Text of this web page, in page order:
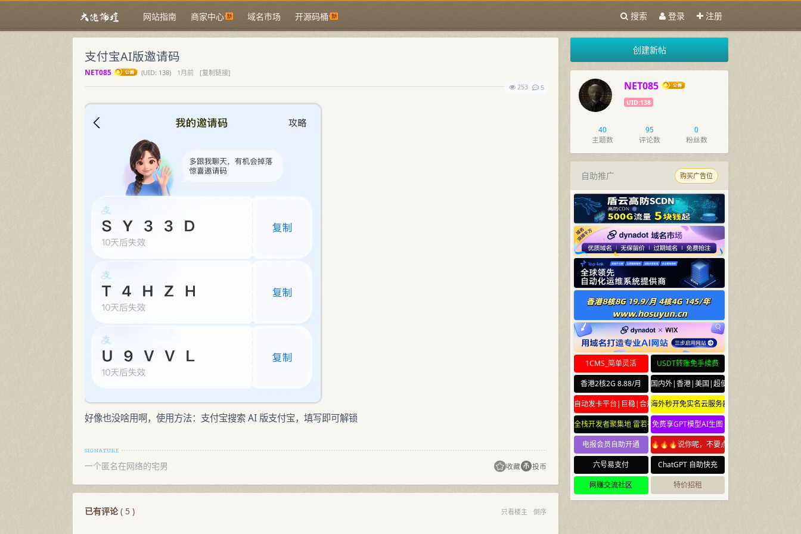
网站指南 商家中心 域名市场 开源码桶 搜索 登录 注册
支付宝AI版邀请码
NET085 (UID: 138) 1月前
[复制链接]
253
5
好像也没啥用啊，使用方法：支付宝搜索 AI 版支付宝，填写即可解锁
一个匿名在网络的宅男 收藏 投币
已有评论( 5 ) 只看楼主 倒序
创建新帖
NET085
UID:138
40
主题数
95
评论数
0
粉丝数
自助推广 购买广告位
1CMS_简单灵活
USDT转账免手续费
香港2核2G 8.88/月
国内外|香港|美国|超便宜云服务器
自动发卡平台|巨稳|合规海外秒开免实名云服务器
全栈开发者聚集地 雷若社区 leiruo.com
免费享GPT模型AI生图
电报会员自助开通
🔥🔥🔥说你呢，不要点🔥🔥🔥
六号易支付
ChatGPT 自助快充
网赚交流社区
特价招租